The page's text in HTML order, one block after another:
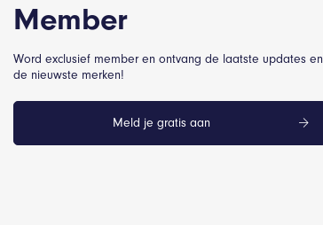
Member
Word exclusief member en ontvang de laatste updates en
de nieuwste merken!
Meld je gratis aan